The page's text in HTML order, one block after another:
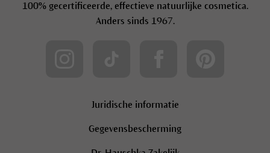
100% gecertificeerde, effectieve natuurlijke cosmetica.
Anders sinds 1967.
Juridische informatie
Gegevensbescherming